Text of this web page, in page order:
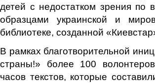
детей с недостатком зрения по
образцами украинской и
библиотеке, созданной
В рамках благотворительной
страны!» более 100
часов текстов, которые